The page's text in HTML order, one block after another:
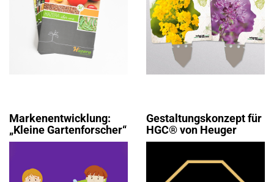
Markenentwicklung:
„Kleine Gartenforscher“
Gestaltungskonzept für
HGC® von Heuger